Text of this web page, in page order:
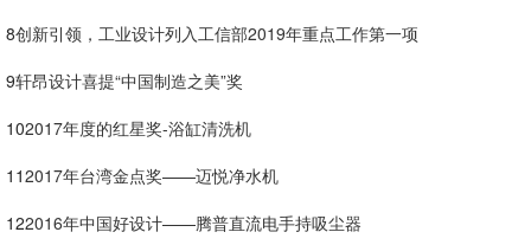
8创新引领，工业设计列入工信部2019年重点工作第一项
9轩昂设计喜提“中国制造之美”奖
102017年度的红星奖-浴缸清洗机
112017年台湾金点奖——迈悦净水机
122016年中国好设计——腾普直流电手持吸尘器